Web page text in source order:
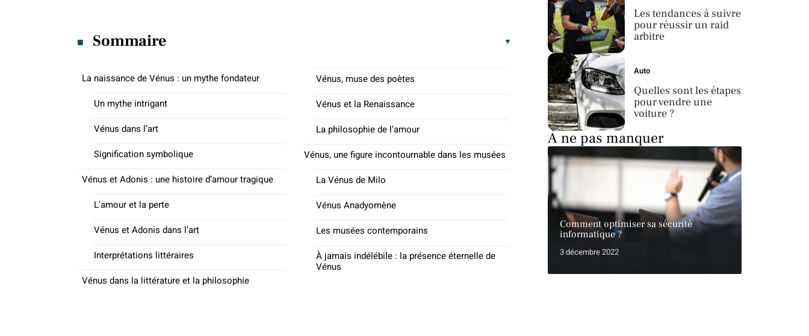
Sommaire
La naissance de Vénus : un mythe fondateur
Un mythe intrigant
Vénus dans l’art
Signification symbolique
Vénus et Adonis : une histoire d’amour tragique
L’amour et la perte
Vénus et Adonis dans l’art
Interprétations littéraires
Vénus dans la littérature et la philosophie
Vénus, muse des poètes
Vénus et la Renaissance
La philosophie de l’amour
Vénus, une figure incontournable dans les musées
La Vénus de Milo
Vénus Anadyomène
Les musées contemporains
À jamais indélébile : la présence éternelle de
Vénus
Les tendances à suivre
pour réussir un raid
arbitre
Auto
Quelles sont les étapes
pour vendre une
voiture ?
À ne pas manquer
Comment optimiser sa sécurité
informatique ?
3 décembre 2022